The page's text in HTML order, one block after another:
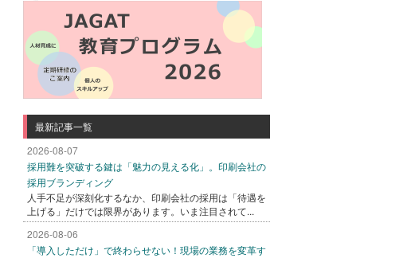
最新記事一覧
2026-08-07
採用難を突破する鍵は「魅力の見える化」。印刷会社の
採用ブランディング
人手不足が深刻化するなか、印刷会社の採用は「待遇を
上げる」だけでは限界があります。いま注目されて...
2026-08-06
「導入しただけ」で終わらせない！現場の業務を変革す